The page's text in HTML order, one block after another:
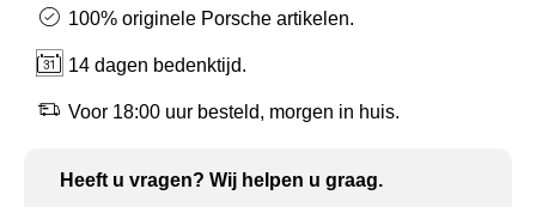
100% originele Porsche artikelen.
14 dagen bedenktijd.
Voor 18:00 uur besteld, morgen in huis.
Heeft u vragen? Wij helpen u graag.